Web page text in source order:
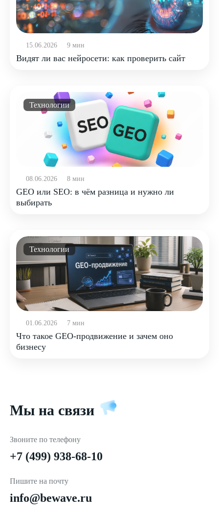
15.06.2026 9 мин
Видят ли вас нейросети: как проверить сайт
Технологии
08.06.2026 8 мин
GEO или SEO: в чём разница и нужно ли
выбирать
Технологии
01.06.2026 7 мин
Что такое GEO-продвижение и зачем оно
бизнесу
Мы на связи
Звоните по телефону
+7 (499) 938-68-10
Пишите на почту
info@bewave.ru